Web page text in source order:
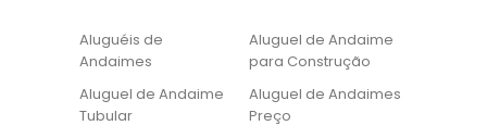
Aluguéis de
Andaimes
Aluguel de Andaime
para Construção
Aluguel de Andaime
Tubular
Aluguel de Andaimes
Preço